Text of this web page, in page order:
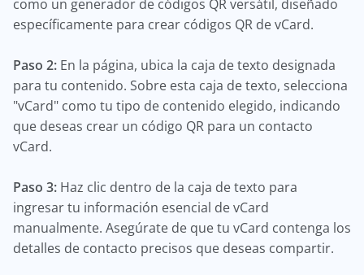
como un generador de códigos QR versátil, diseñado
específicamente para crear códigos QR de vCard.
Paso 2: En la página, ubica la caja de texto designada
para tu contenido. Sobre esta caja de texto, selecciona
"vCard" como tu tipo de contenido elegido, indicando
que deseas crear un código QR para un contacto
vCard.
Paso 3: Haz clic dentro de la caja de texto para
ingresar tu información esencial de vCard
manualmente. Asegúrate de que tu vCard contenga los
detalles de contacto precisos que deseas compartir.